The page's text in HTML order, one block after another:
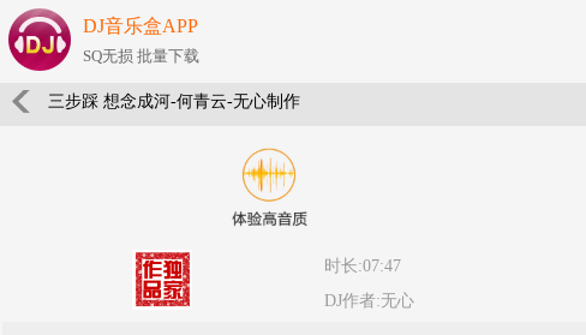
DJ音乐盒APP
SQ无损 批量下载
三步踩 想念成河-何青云-无心制作
时长:07:47
DJ作者:无心